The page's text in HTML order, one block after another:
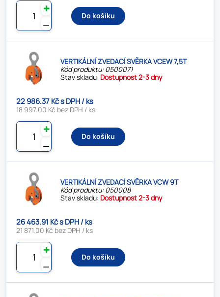
⚊
✚
Do košíku
VERTIKÁLNÍ ZVEDACÍ SVĚRKA VCEW 7,5T
Kód produktu: 0500071
Stav skladu: Dostupnost 2-3 dny
22 986.37 Kč s DPH / ks
18 997.00 Kč bez DPH / ks
⚊
✚
Do košíku
VERTIKÁLNÍ ZVEDACÍ SVĚRKA VCW 9T
Kód produktu: 050008
Stav skladu: Dostupnost 2-3 dny
26 463.91 Kč s DPH / ks
21 871.00 Kč bez DPH / ks
⚊
✚
Do košíku